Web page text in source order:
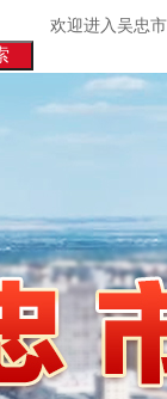
欢迎进入吴忠